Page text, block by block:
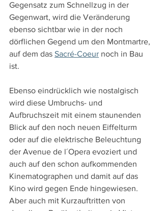
Gegensatz zum Schnellzug in der
Gegenwart, wird die Veränderung
ebenso sichtbar wie in der noch
dörflichen Gegend um den Montmartre,
auf dem das Sacré-Coeur noch in Bau
ist.
Ebenso eindrücklich wie nostalgisch
wird diese Umbruchs- und
Aufbruchszeit mit einem staunenden
Blick auf den noch neuen Eiffelturm
oder auf die elektrische Beleuchtung
der Avenue de l´Opera evoziert und
auch auf den schon aufkommenden
Kinematographen und damit auf das
Kino wird gegen Ende hingewiesen.
Aber auch mit Kurzauftritten von